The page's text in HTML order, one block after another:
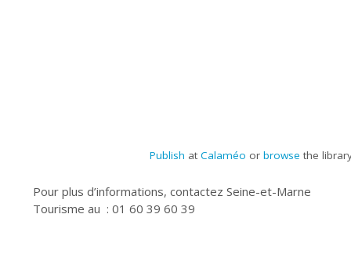
Publish at Calaméo or browse the
Pour plus d’informations, contactez Seine-et-Marne
Tourisme au : 01 60 39 60 39